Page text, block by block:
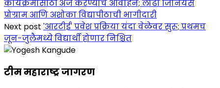
कार्यक्रमासाठी अर्ज करण्याचे आवाहन; लोढा जिनियस
प्रोग्राम आणि अशोका विद्यापीठाची भागीदारी
Next post 'आरटीई' प्रवेश प्रक्रिया यंदा वेळेवर सुरू; प्रथमच
जून-जुलैमध्ये विद्यार्थी होणार निश्चित
टीम महाराष्ट्र जागरण